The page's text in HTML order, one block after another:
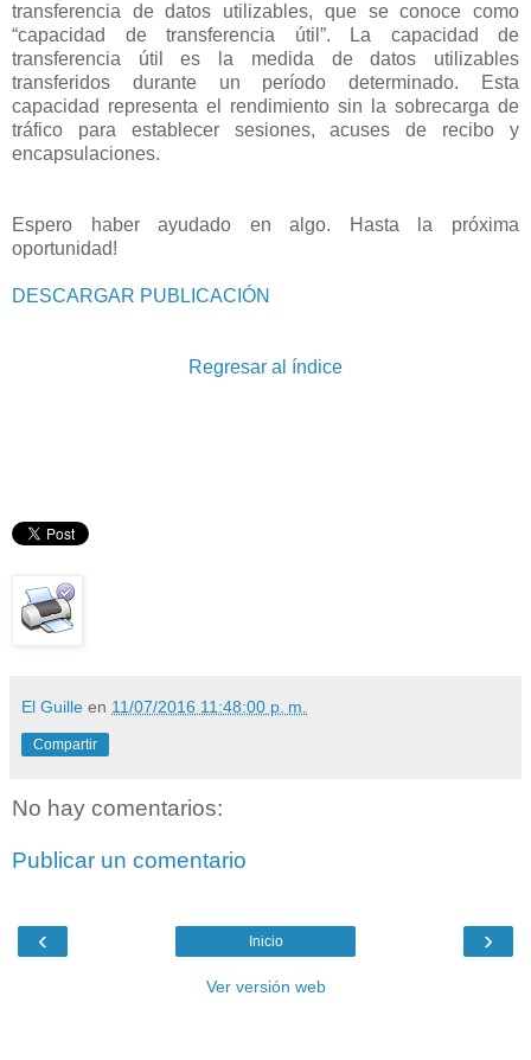
transferencia de datos utilizables, que se conoce como
“capacidad de transferencia útil”. La capacidad de
transferencia útil es la medida de datos utilizables
transferidos durante un período determinado. Esta
capacidad representa el rendimiento sin la sobrecarga de
tráfico para establecer sesiones, acuses de recibo y
encapsulaciones.
Espero haber ayudado en algo. Hasta la próxima
oportunidad!
DESCARGAR PUBLICACIÓN
Regresar al índice
El Guille en 11/07/2016 11:48:00 p. m.
Compartir
No hay comentarios:
Publicar un comentario
‹ ›
Inicio
Ver versión web